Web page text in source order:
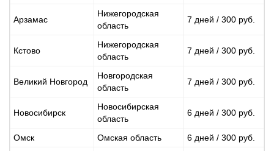
Арзамас
Нижегородская
область
7 дней / 300 руб.
Кстово
Нижегородская
область
7 дней / 300 руб.
Великий Новгород
Новгородская
область
7 дней / 300 руб.
Новосибирск
Новосибирская
область
6 дней / 300 руб.
Омск Омская область 6 дней / 300 руб.